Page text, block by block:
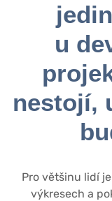
u
nestojí,
Pro většinu lidí
výkresech a